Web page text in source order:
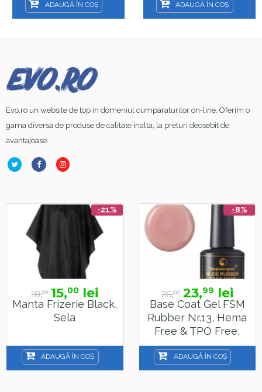
ADAUGĂ ÎN COȘ ADAUGĂ ÎN COȘ
Evo.ro un website de top in domeniul cumparaturilor on-line. Oferim o
gama diversa de produse de calitate inalta, la preturi deosebit de
avantajoase.
-21%
18,99 15,00 lei
Manta Frizerie Black,
Sela
ADAUGĂ ÎN COȘ
-8%
26,00 23,99 lei
Base Coat Gel FSM
Rubber Nr.13, Hema
Free & TPO Free,
15ml
ADAUGĂ ÎN COȘ